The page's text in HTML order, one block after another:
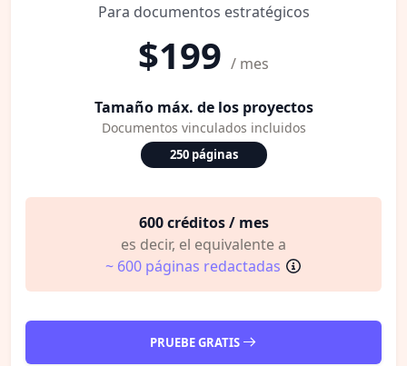
Para documentos estratégicos
$199 / mes
Tamaño máx. de los proyectos
Documentos vinculados incluidos
250 páginas
600 créditos / mes
es decir, el equivalente a
~ 600 páginas redactadas
PRUEBE GRATIS